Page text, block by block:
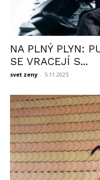
NA PLNÝ PLYN:
SE VRACEJÍ S...
svet zeny - 5.11.2025